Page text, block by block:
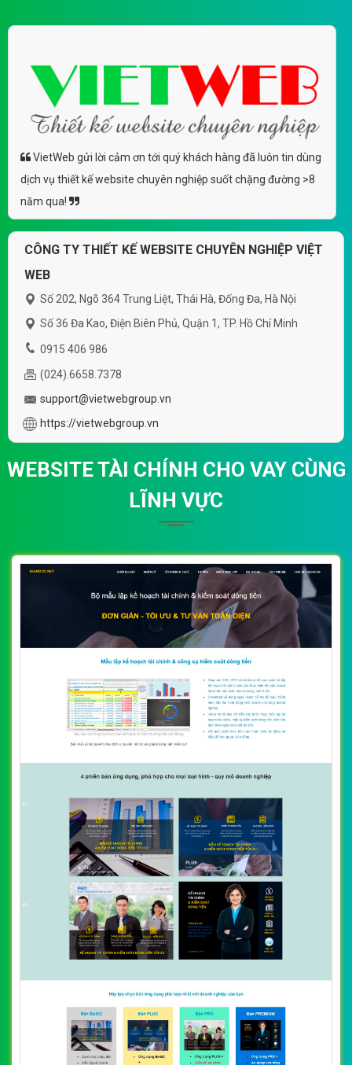
VietWeb gửi lời cảm ơn tới quý khách hàng đã luôn tin dùng
dịch vụ thiết kế website chuyên nghiệp suốt chặng đường >8
năm qua!
CÔNG TY THIẾT KẾ WEBSITE CHUYÊN NGHIỆP VIỆT
WEB
Số 202, Ngõ 364 Trung Liệt, Thái Hà, Đống Đa, Hà Nội
Số 36 Đa Kao, Điện Biên Phủ, Quận 1, TP. Hồ Chí Minh
0915 406 986
(024).6658.7378
support@vietwebgroup.vn
https://vietwebgroup.vn
WEBSITE TÀI CHÍNH CHO VAY CÙNG
LĨNH VỰC